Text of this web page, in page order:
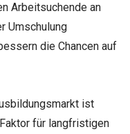
Arbeitsuchende an
Umschulung
die Chancen auf
ist
für langfristigen